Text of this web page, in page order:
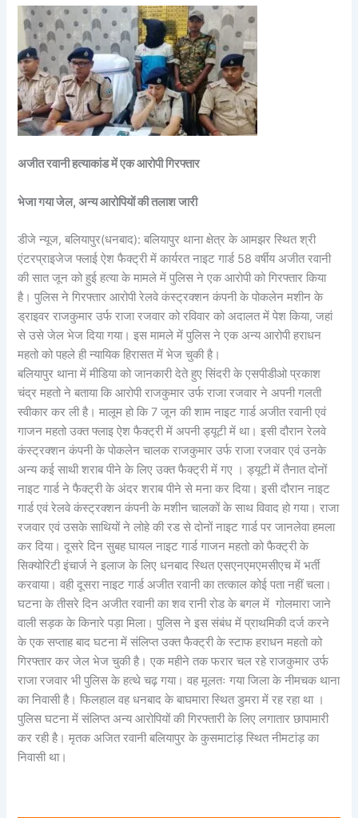
अजीत रवानी हत्याकांड में एक आरोपी गिरफ्तार
भेजा गया जेल, अन्य आरोपियों की तलाश जारी
डीजे न्यूज, बलियापुर(धनबाद): बलियापुर थाना क्षेत्र के आमझर स्थित श्री
एंटरप्राइजेज फ्लाई ऐश फैक्ट्री में कार्यरत नाइट गार्ड 58 वर्षीय अजीत रवानी
की सात जून को हुई हत्या के मामले में पुलिस ने एक आरोपी को गिरफ्तार किया
है। पुलिस ने गिरफ्तार आरोपी रेलवे कंस्ट्रक्शन कंपनी के पोकलेन मशीन के
ड्राइवर राजकुमार उर्फ राजा रजवार को रविवार को अदालत में पेश किया, जहां
से उसे जेल भेज दिया गया। इस मामले में पुलिस ने एक अन्य आरोपी हराधन
महतो को पहले ही न्यायिक हिरासत में भेज चुकी है।
बलियापुर थाना में मीडिया को जानकारी देते हुए सिंदरी के एसपीडीओ प्रकाश
चंद्र महतो ने बताया कि आरोपी राजकुमार उर्फ राजा रजवार ने अपनी गलती
स्वीकार कर ली है। मालूम हो कि 7 जून की शाम नाइट गार्ड अजीत रवानी एवं
गाजन महतो उक्त फ्लाइ ऐश फैक्ट्री में अपनी ड्यूटी में था। इसी दौरान रेलवे
कंस्ट्रक्शन कंपनी के पोकलेन चालक राजकुमार उर्फ राजा रजवार एवं उनके
अन्य कई साथी शराब पीने के लिए उक्त फैक्ट्री में गए । ड्यूटी में तैनात दोनों
नाइट गार्ड ने फैक्ट्री के अंदर शराब पीने से मना कर दिया। इसी दौरान नाइट
गार्ड एवं रेलवे कंस्ट्रक्शन कंपनी के मशीन चालकों के साथ विवाद हो गया‌। राजा
रजवार एवं उसके साथियों ने लोहे की रड से दोनों नाइट गार्ड पर जानलेवा हमला
कर दिया। दूसरे दिन सुबह घायल नाइट गार्ड गाजन महतो को फैक्ट्री के
सिक्योरिटी इंचार्ज ने इलाज के लिए धनबाद स्थित एसएनएमएमसीएच में भर्ती
करवाया। वही दूसरा नाइट गार्ड अजीत रवानी का तत्काल कोई पता नहीं चला।
घटना के तीसरे दिन अजीत रवानी का शव रानी रोड के बगल में गोलमारा जाने
वाली सड़क के किनारे पड़ा मिला। पुलिस ने इस संबंध में प्राथमिकी दर्ज करने
के एक सप्ताह बाद घटना में संलिप्त उक्त फैक्ट्री के स्टाफ हराधन महतो को
गिरफ्तार कर जेल भेज चुकी है। एक महीने तक फरार चल रहे राजकुमार उर्फ
राजा रजवार भी पुलिस के हत्थे चढ़ गया। वह मूलतः गया जिला के नीमचक थाना
का निवासी है। फिलहाल वह धनबाद के बाघमारा स्थित डुमरा में रह रहा था ।
पुलिस घटना में संलिप्त अन्य आरोपियों की गिरफ्तारी के लिए लगातार छापामारी
कर रही है। मृतक अजित रवानी बलियापुर के कुसमाटांड़ स्थित नीमटांड़ का
निवासी था।